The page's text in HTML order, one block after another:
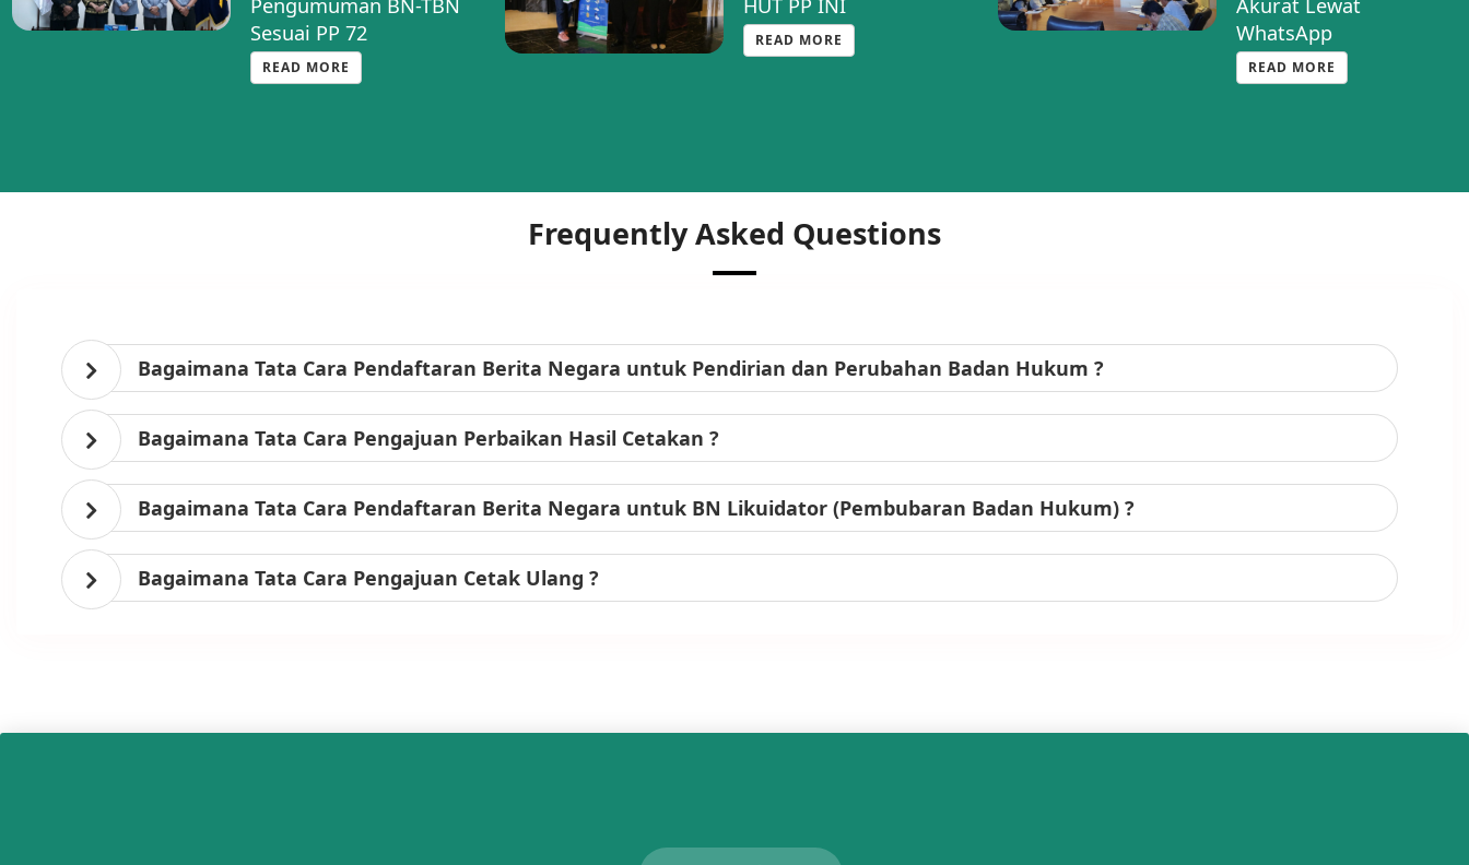
Pengumuman BN-TBN
Sesuai PP 72
READ MORE
HUT PP INI
READ MORE
Akurat Lewat
WhatsApp
READ MORE
Frequently Asked Questions
Bagaimana Tata Cara Pendaftaran Berita Negara untuk Pendirian dan Perubahan Badan Hukum ?
Bagaimana Tata Cara Pengajuan Perbaikan Hasil Cetakan ?
Bagaimana Tata Cara Pendaftaran Berita Negara untuk BN Likuidator (Pembubaran Badan Hukum) ?
Bagaimana Tata Cara Pengajuan Cetak Ulang ?